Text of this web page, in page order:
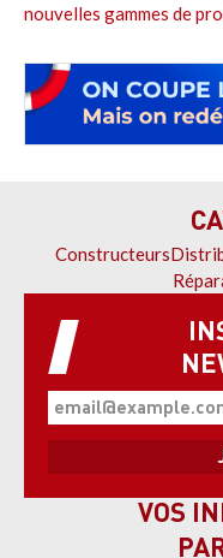
nouvelles gammes de
Constructeurs
VOS